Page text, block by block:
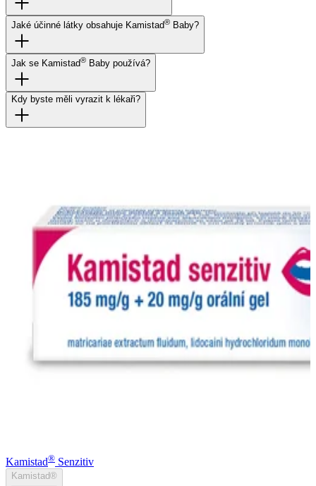
Jaké účinné látky obsahuje Kamistad® Baby?
Jak se Kamistad® Baby používá?
Kdy byste měli vyrazit k lékaři?
Kamistad® Senzitiv
Kamistad®